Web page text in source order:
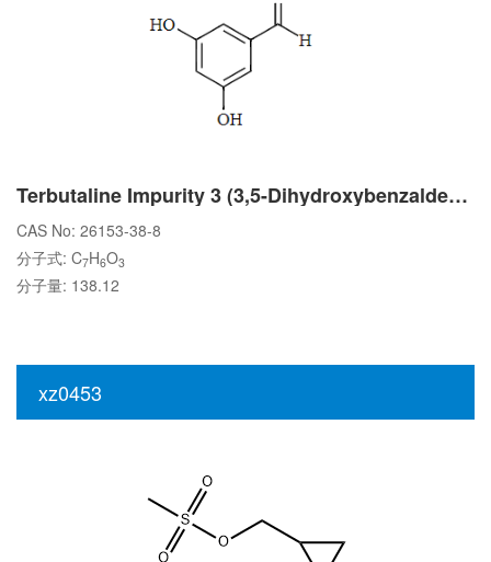
Terbutaline Impurity 3 (3,5-Dihydroxybenzaldehyde)
CAS No: 26153-38-8
分子式: C7H6O3
分子量: 138.12
xz0453